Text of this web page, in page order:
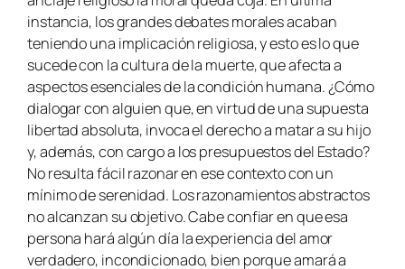
instancia, los grandes debates morales acaban
teniendo una implicación religiosa, y esto es lo que
sucede con la cultura de la muerte, que afecta a
aspectos esenciales de la condición humana. ¿Cómo
dialogar con alguien que, en virtud de una supuesta
libertad absoluta, invoca el derecho a matar a su hijo
y, además, con cargo a los presupuestos del Estado?
No resulta fácil razonar en ese contexto con un
mínimo de serenidad. Los razonamientos abstractos
no alcanzan su objetivo. Cabe confiar en que esa
persona hará algún día la experiencia del amor
verdadero, incondicionado, bien porque amará a